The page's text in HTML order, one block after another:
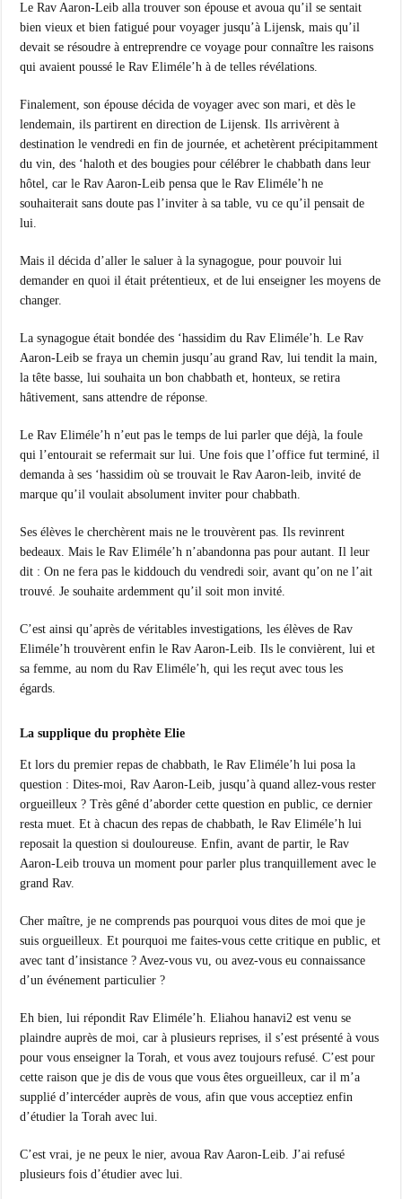
Le Rav Aaron-Leib alla trouver son épouse et avoua qu’il se sentait
bien vieux et bien fatigué pour voyager jusqu’à Lijensk, mais qu’il
devait se résoudre à entreprendre ce voyage pour connaître les raisons
qui avaient poussé le Rav Eliméle’h à de telles révélations.
Finalement, son épouse décida de voyager avec son mari, et dès le
lendemain, ils partirent en direction de Lijensk. Ils arrivèrent à
destination le vendredi en fin de journée, et achetèrent précipitamment
du vin, des ‘haloth et des bougies pour célébrer le chabbath dans leur
hôtel, car le Rav Aaron-Leib pensa que le Rav Eliméle’h ne
souhaiterait sans doute pas l’inviter à sa table, vu ce qu’il pensait de
lui.
Mais il décida d’aller le saluer à la synagogue, pour pouvoir lui
demander en quoi il était prétentieux, et de lui enseigner les moyens de
changer.
La synagogue était bondée des ‘hassidim du Rav Eliméle’h. Le Rav
Aaron-Leib se fraya un chemin jusqu’au grand Rav, lui tendit la main,
la tête basse, lui souhaita un bon chabbath et, honteux, se retira
hâtivement, sans attendre de réponse.
Le Rav Eliméle’h n’eut pas le temps de lui parler que déjà, la foule
qui l’entourait se refermait sur lui. Une fois que l’office fut terminé, il
demanda à ses ‘hassidim où se trouvait le Rav Aaron-leib, invité de
marque qu’il voulait absolument inviter pour chabbath.
Ses élèves le cherchèrent mais ne le trouvèrent pas. Ils revinrent
bedeaux. Mais le Rav Eliméle’h n’abandonna pas pour autant. Il leur
dit : On ne fera pas le kiddouch du vendredi soir, avant qu’on ne l’ait
trouvé. Je souhaite ardemment qu’il soit mon invité.
C’est ainsi qu’après de véritables investigations, les élèves de Rav
Eliméle’h trouvèrent enfin le Rav Aaron-Leib. Ils le convièrent, lui et
sa femme, au nom du Rav Eliméle’h, qui les reçut avec tous les
égards.
La supplique du prophète Elie
Et lors du premier repas de chabbath, le Rav Eliméle’h lui posa la
question : Dites-moi, Rav Aaron-Leib, jusqu’à quand allez-vous rester
orgueilleux ? Très gêné d’aborder cette question en public, ce dernier
resta muet. Et à chacun des repas de chabbath, le Rav Eliméle’h lui
reposait la question si douloureuse. Enfin, avant de partir, le Rav
Aaron-Leib trouva un moment pour parler plus tranquillement avec le
grand Rav.
Cher maître, je ne comprends pas pourquoi vous dites de moi que je
suis orgueilleux. Et pourquoi me faites-vous cette critique en public, et
avec tant d’insistance ? Avez-vous vu, ou avez-vous eu connaissance
d’un événement particulier ?
Eh bien, lui répondit Rav Eliméle’h. Eliahou hanavi2 est venu se
plaindre auprès de moi, car à plusieurs reprises, il s’est présenté à vous
pour vous enseigner la Torah, et vous avez toujours refusé. C’est pour
cette raison que je dis de vous que vous êtes orgueilleux, car il m’a
supplié d’intercéder auprès de vous, afin que vous acceptiez enfin
d’étudier la Torah avec lui.
C’est vrai, je ne peux le nier, avoua Rav Aaron-Leib. J’ai refusé
plusieurs fois d’étudier avec lui.